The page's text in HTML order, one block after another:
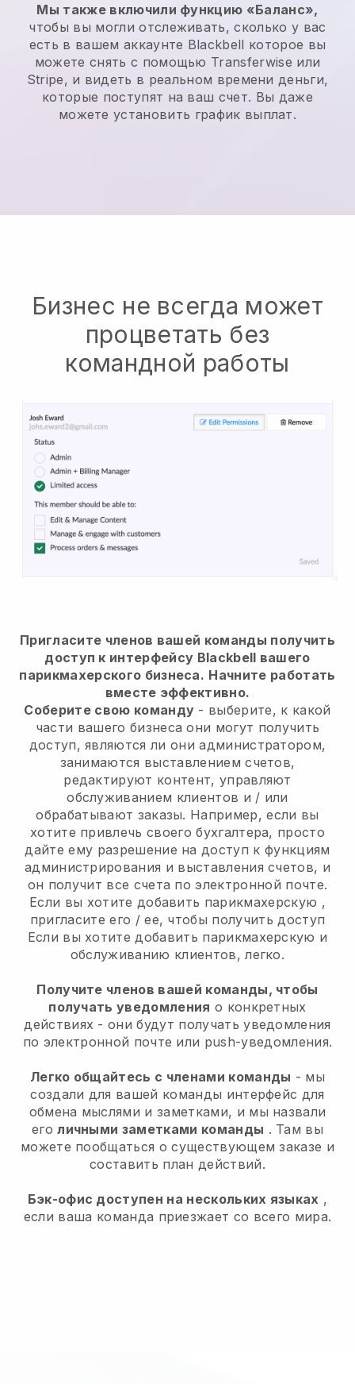
Мы также включили функцию «Баланс»,
чтобы вы могли отслеживать, сколько у вас
есть в вашем аккаунте Blackbell которое вы
можете снять с помощью Transferwise или
Stripe, и видеть в реальном времени деньги,
которые поступят на ваш счет. Вы даже
можете установить график выплат.
Бизнес не всегда может
процветать без
командной работы
Пригласите членов вашей команды получить
доступ к интерфейсу Blackbell вашего
парикмахерского бизнеса. Начните работать
вместе эффективно.
Соберите свою команду - выберите, к какой
части вашего бизнеса они могут получить
доступ, являются ли они администратором,
занимаются выставлением счетов,
редактируют контент, управляют
обслуживанием клиентов и / или
обрабатывают заказы. Например, если вы
хотите привлечь своего бухгалтера, просто
дайте ему разрешение на доступ к функциям
администрирования и выставления счетов, и
он получит все счета по электронной почте.
Если вы хотите добавить парикмахерскую ,
пригласите его / ее, чтобы получить доступ
Если вы хотите добавить парикмахерскую и
обслуживанию клиентов, легко.
Получите членов вашей команды, чтобы
получать уведомления о конкретных
действиях - они будут получать уведомления
по электронной почте или push-уведомления.
Легко общайтесь с членами команды - мы
создали для вашей команды интерфейс для
обмена мыслями и заметками, и мы назвали
еголичными заметками команды . Там вы
можете пообщаться о существующем заказе и
составить план действий.
Бэк-офис доступен на нескольких языках ,
если ваша команда приезжает со всего мира.